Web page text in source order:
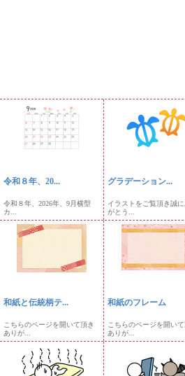
令和８年、20...
令和８年、2026年、9月横型
カ...
グラデーション...
イラストをご覧頂き誠に
がとう...
和紙と伝統柄テ...
こちらのページを開いて頂き
ありが...
和紙のフレーム
こちらのページを開いて
ありが...